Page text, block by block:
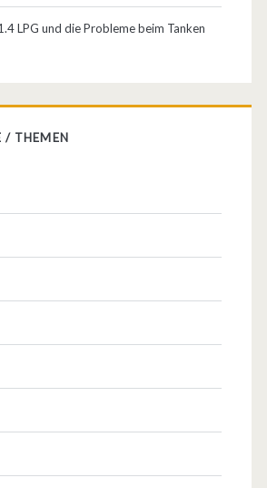
LPG und die Probleme beim Tanken
/ THEMEN